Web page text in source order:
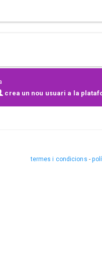
crea un nou usuari a la
termes i condicions -